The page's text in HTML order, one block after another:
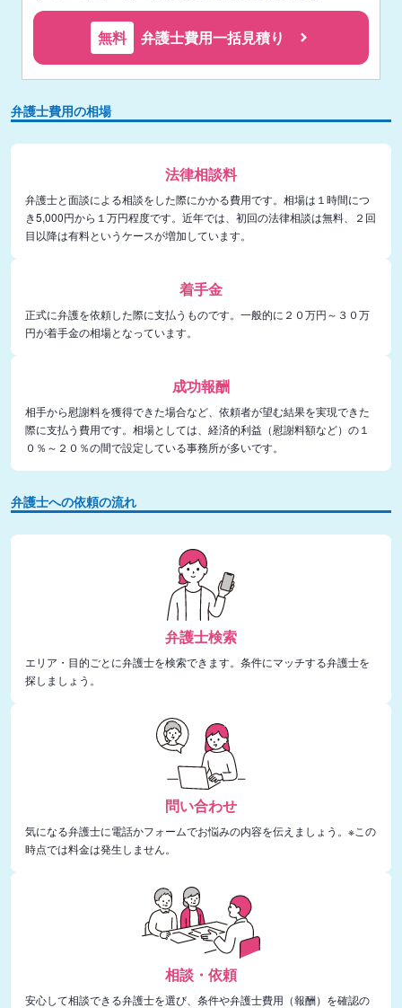
無料 弁護士費用一括見積り
弁護士費用の相場
法律相談料
弁護士と面談による相談をした際にかかる費用です。相場は１時間につ
き5,000円から１万円程度です。近年では、初回の法律相談は無料、２回
目以降は有料というケースが増加しています。
着手金
正式に弁護を依頼した際に支払うものです。一般的に２０万円～３０万
円が着手金の相場となっています。
成功報酬
相手から慰謝料を獲得できた場合など、依頼者が望む結果を実現できた
際に支払う費用です。相場としては、経済的利益（慰謝料額など）の１
０％～２０％の間で設定している事務所が多いです。
弁護士への依頼の流れ
弁護士検索
エリア・目的ごとに弁護士を検索できます。条件にマッチする弁護士を
探しましょう。
問い合わせ
気になる弁護士に電話かフォームでお悩みの内容を伝えましょう。※この
時点では料金は発生しません。
相談・依頼
安心して相談できる弁護士を選び、条件や弁護士費用（報酬）を確認の